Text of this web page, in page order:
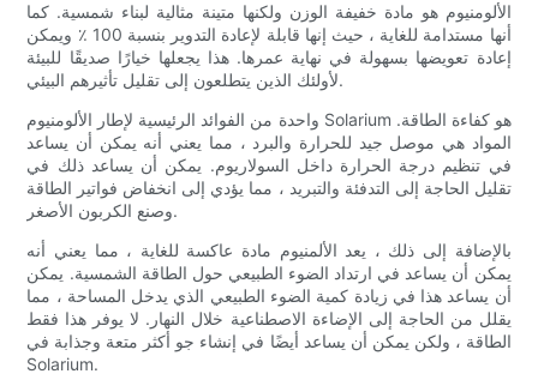
الألومنيوم هو مادة خفيفة الوزن ولكنها متينة مثالية لبناء شمسية. كما
أنها مستدامة للغاية ، حيث إنها قابلة لإعادة التدوير بنسبة 100 ٪ ويمكن
إعادة تعويضها بسهولة في نهاية عمرها. هذا يجعلها خيارًا صديقًا للبيئة
لأولئك الذين يتطلعون إلى تقليل تأثيرهم البيئي.
واحدة من الفوائد الرئيسية لإطار الألومنيوم Solarium هو كفاءة الطاقة.
المواد هي موصل جيد للحرارة والبرد ، مما يعني أنه يمكن أن يساعد
في تنظيم درجة الحرارة داخل السولاريوم. يمكن أن يساعد ذلك في
تقليل الحاجة إلى التدفئة والتبريد ، مما يؤدي إلى انخفاض فواتير الطاقة
وصنع الكربون الأصغر.
بالإضافة إلى ذلك ، يعد الألمنيوم مادة عاكسة للغاية ، مما يعني أنه
يمكن أن يساعد في ارتداد الضوء الطبيعي حول الطاقة الشمسية. يمكن
أن يساعد هذا في زيادة كمية الضوء الطبيعي الذي يدخل المساحة ، مما
يقلل من الحاجة إلى الإضاءة الاصطناعية خلال النهار. لا يوفر هذا فقط
الطاقة ، ولكن يمكن أن يساعد أيضًا في إنشاء جو أكثر متعة وجذابة في
Solarium.